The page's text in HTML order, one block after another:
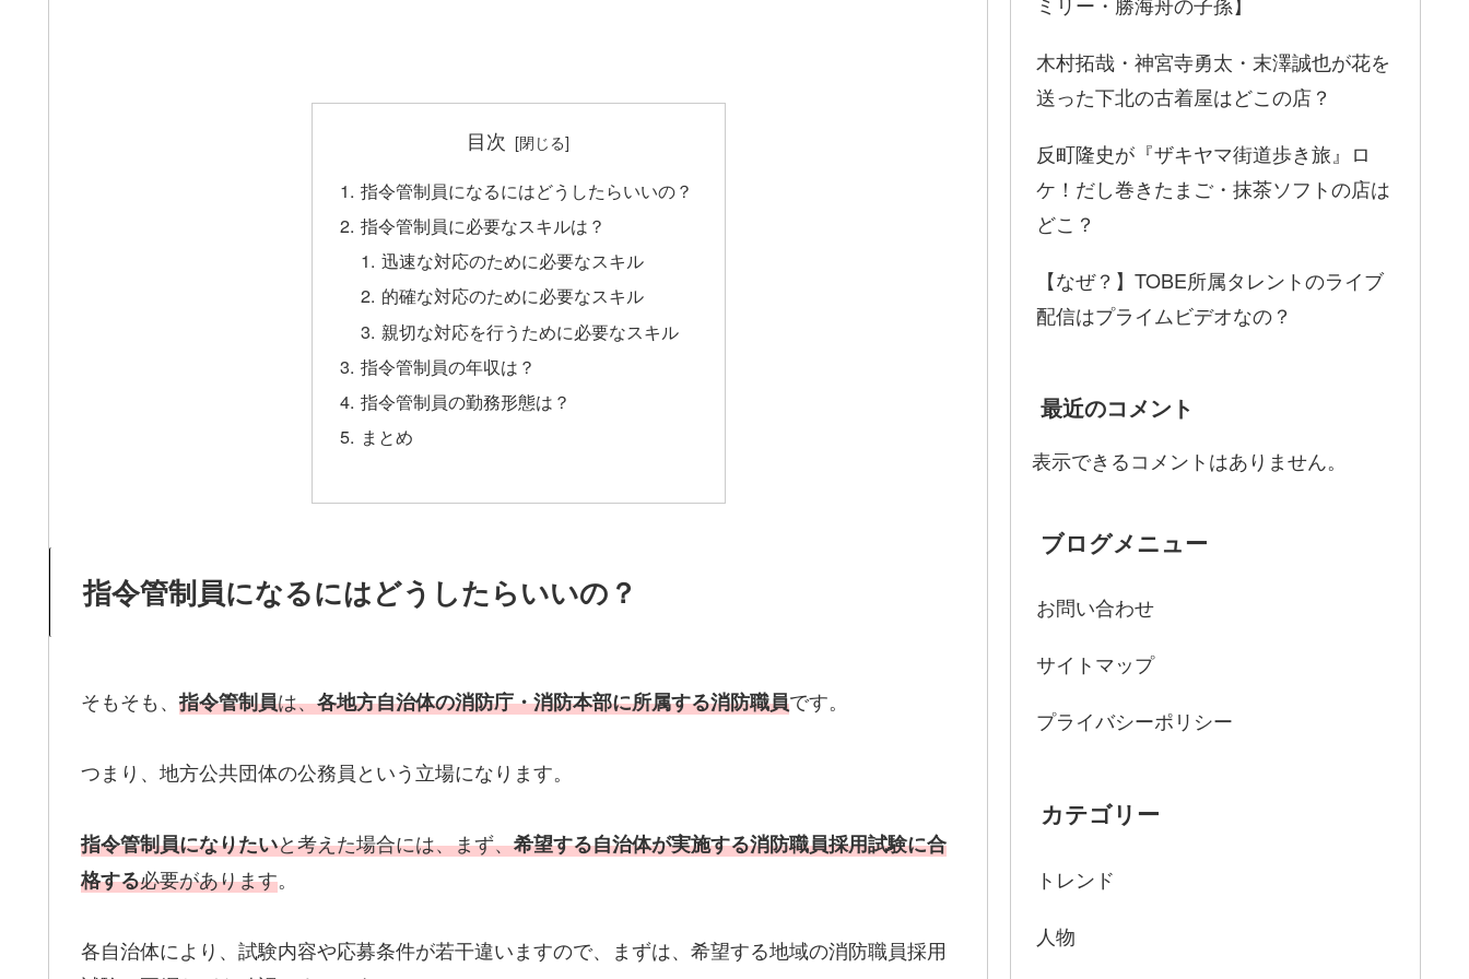
目次
指令管制員になるにはどうしたらいいの？
指令管制員に必要なスキルは？
迅速な対応のために必要なスキル
的確な対応のために必要なスキル
親切な対応を行うために必要なスキル
指令管制員の年収は？
指令管制員の勤務形態は？
まとめ
指令管制員になるにはどうしたらいいの？
そもそも、指令管制員は、各地方自治体の消防庁・消防本部に所属する消防職員です。
つまり、地方公共団体の公務員という立場になります。
指令管制員になりたいと考えた場合には、まず、希望する自治体が実施する消防職員採用試験に合
格する必要があります。
各自治体により、試験内容や応募条件が若干違いますので、まずは、希望する地域の消防職員採用
木村拓哉・神宮寺勇太・末澤誠也が花を
送った下北の古着屋はどこの店？
反町隆史が『ザキヤマ街道歩き旅』ロ
ケ！だし巻きたまご・抹茶ソフトの店は
どこ？
【なぜ？】TOBE所属タレントのライブ
配信はプライムビデオなの？
最近のコメント
表示できるコメントはありません。
ブログメニュー
お問い合わせ
サイトマップ
プライバシーポリシー
カテゴリー
トレンド
人物